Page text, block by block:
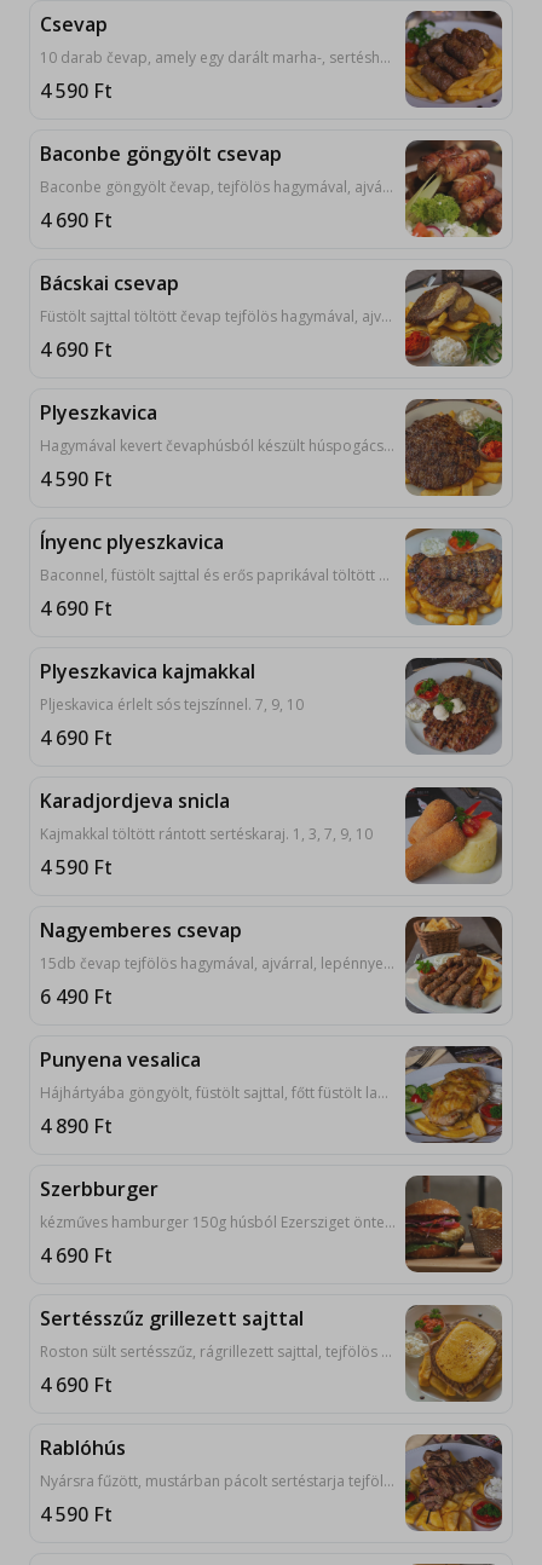
Csevap
10 darab čevap, amely egy darált marha-, sertéshúsból készült hagyományos szerb étel. A fogást tejfölös hagymával, ajvárral, lepénnyel tálaljuk. 9, 10
4 590 Ft
Baconbe göngyölt csevap
Baconbe göngyölt čevap, tejfölös hagymával, ajvárral, lepénnyel tálalva. 9, 10
4 690 Ft
Bácskai csevap
Füstölt sajttal töltött čevap tejfölös hagymával, ajvárral, lepénnyel tálalva. 7, 9, 10
4 690 Ft
Plyeszkavica
Hagymával kevert čevaphúsból készült húspogácsa tejfölös hagymával, ajvárral, lepénnyel tálalva. 9, 10
4 590 Ft
Ínyenc plyeszkavica
Baconnel, füstölt sajttal és erős paprikával töltött plyeskavica tejfölös hagymával, ajvárral, lepénnyel tálalva. 7, 9, 10
4 690 Ft
Plyeszkavica kajmakkal
Pljeskavica érlelt sós tejszínnel. 7, 9, 10
4 690 Ft
Karadjordjeva snicla
Kajmakkal töltött rántott sertéskaraj. 1, 3, 7, 9, 10
4 590 Ft
Nagyemberes csevap
15db čevap tejfölös hagymával, ajvárral, lepénnyel tálalva. 9, 10
6 490 Ft
Punyena vesalica
Hájhártyába göngyölt, füstölt sajttal, főtt füstölt lapockával töltött sertésszűz tejfölös hagymával, ajvárral, lepénnyel tálalva. 7, 9, 10
4 890 Ft
Szerbburger
kézműves hamburger 150g húsból Ezersziget öntettel, friss zöldségekkel, sült burgonyával, ketchuppal, majonézzel tálalva. 1, 3, 7, 9, 10, 11
4 690 Ft
Sertésszűz grillezett sajttal
Roston sült sertésszűz, rágrillezett sajttal, tejfölös hagymával, ajvárral, lepénnyel tálalva. 7, 9, 10
4 690 Ft
Rablóhús
Nyársra fűzött, mustárban pácolt sertéstarja tejfölös hagymával, ajvárral, lepénnyel tálalva. 9, 10
4 590 Ft